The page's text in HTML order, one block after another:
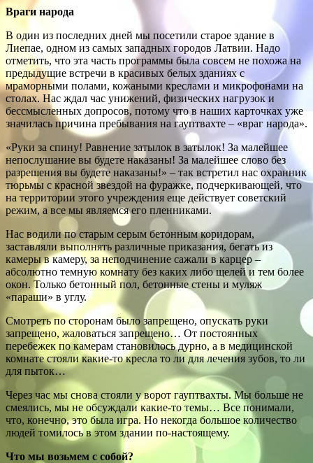
Враги народа
В один из последних дней мы посетили старое здание в
Лиепае, одном из самых западных городов Латвии. Надо
отметить, что эта часть программы была совсем не похожа на
предыдущие встречи в красивых белых зданиях с
мраморными полами, кожаными креслами и микрофонами на
столах. Нас ждал час унижений, физических нагрузок и
бессмысленных допросов, потому что в наших карточках уже
значилась причина пребывания на гауптвахте – «враг народа».
«Руки за спину! Равнение затылок в затылок! За малейшее
непослушание вы будете наказаны! За малейшее слово без
разрешения вы будете наказаны!» – так встретил нас охранник
тюрьмы с красной звездой на фуражке, подчеркивающей, что
на территории этого учреждения еще действует советский
режим, а все мы являемся его пленниками.
Нас водили по старым серым бетонным коридорам,
заставляли выполнять различные приказания, бегать из
камеры в камеру, за неподчинение сажали в карцер –
абсолютно темную комнату без каких либо щелей и тем более
окон. Только бетонный пол, бетонные стены и муляж
«параши» в углу.
Смотреть по сторонам было запрещено, опускать руки
запрещено, жаловаться запрещено… От постоянных
перебежек по камерам становилось дурно, а в медицинской
комнате стояли какие-то кресла то ли для лечения зубов, то ли
для пыток…
Через час мы снова стояли у ворот гауптвахты. Мы больше не
смеялись, мы не обсуждали какие-то темы… Все понимали,
что, конечно, это была игра. Но некогда большое количество
людей томилось в этом здании по-настоящему.
Что мы возьмем с собой?